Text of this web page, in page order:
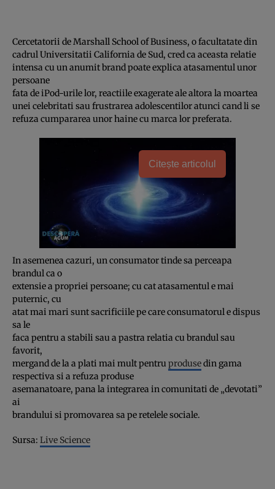
Cercetatorii de Marshall School of Business, o facultatate din
cadrul Universitatii California de Sud, cred ca aceasta relatie
intensa cu un anumit brand poate explica atasamentul unor
persoane
fata de iPod-urile lor, reactiile exagerate ale altora la moartea
unei celebritati sau frustrarea adolescentilor atunci cand li se
refuza cumpararea unor haine cu marca lor preferata.
Citește articolul
In asemenea cazuri, un consumator tinde sa perceapa
brandul ca o
extensie a propriei persoane; cu cat atasamentul e mai
puternic, cu
atat mai mari sunt sacrificiile pe care consumatorul e dispus
sa le
faca pentru a stabili sau a pastra relatia cu brandul sau
favorit,
mergand de la a plati mai mult pentru produsedin gama
respectiva si a refuza produse
asemanatoare, pana la integrarea in comunitati de „devotati”
ai
brandului si promovarea sa pe retelele sociale.
Sursa: Live Science